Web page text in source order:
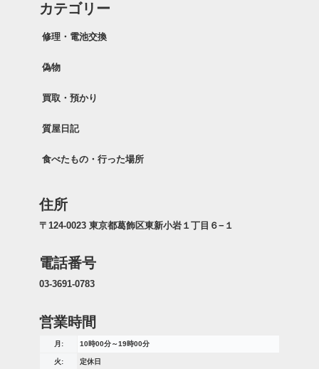
カテゴリー
修理・電池交換
偽物
買取・預かり
質屋日記
食べたもの・行った場所
住所
〒124-0023 東京都葛飾区東新小岩１丁目６−１
電話番号
03-3691-0783
営業時間
月: 10時00分～19時00分
火: 定休日